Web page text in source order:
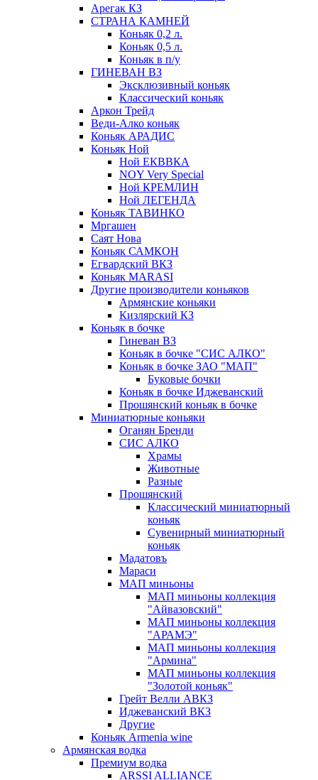
Арегак КЗ
СТРАНА КАМНЕЙ
Коньяк 0,2 л.
Коньяк 0,5 л.
Коньяк в п/у
ГИНЕВАН ВЗ
Эксклюзивный коньяк
Классический коньяк
Аркон Трейд
Веди-Алко коньяк
Коньяк АРАДИС
Коньяк Ной
Ной ЕКВВКА
NOY Very Special
Ной КРЕМЛИН
Ной ЛЕГЕНДА
Коньяк ТАВИНКО
Мргашен
Саят Нова
Коньяк САМКОН
Егвардский ВКЗ
Коньяк MARASI
Другие производители коньяков
Армянские коньяки
Кизлярский КЗ
Коньяк в бочке
Гиневан ВЗ
Коньяк в бочке "СИС АЛКО"
Коньяк в бочке ЗАО "МАП"
Буковые бочки
Коньяк в бочке Иджеванский
Прошянский коньяк в бочке
Миниатюрные коньяки
Оганян Бренди
СИС АЛКО
Храмы
Животные
Разные
Прошянский
Классический миниатюрный
коньяк
Сувенирный миниатюрный
коньяк
Мадатовъ
Мараси
МАП миньоны
МАП миньоны коллекция
"Айвазовский"
МАП миньоны коллекция
"АРАМЭ"
МАП миньоны коллекция
"Армина"
МАП миньоны коллекция
"Золотой коньяк"
Грейт Велли АВКЗ
Иджеванский ВКЗ
Другие
Коньяк Armenia wine
Армянская водка
Премиум водка
ARSSI ALLIANCE